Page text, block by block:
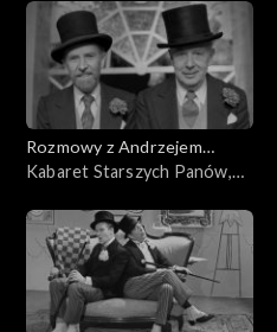
Rozmowy z Andrzejem
Doboszem
Kabaret Starszych Panów,